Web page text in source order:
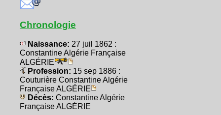
Chronologie
Naissance: 27 juil 1862 :
Constantine Algérie Française
ALGÉRIE
Profession: 15 sep 1886 :
Couturière Constantine Algérie
Française ALGÉRIE
Décès: Constantine Algérie
Française ALGÉRIE